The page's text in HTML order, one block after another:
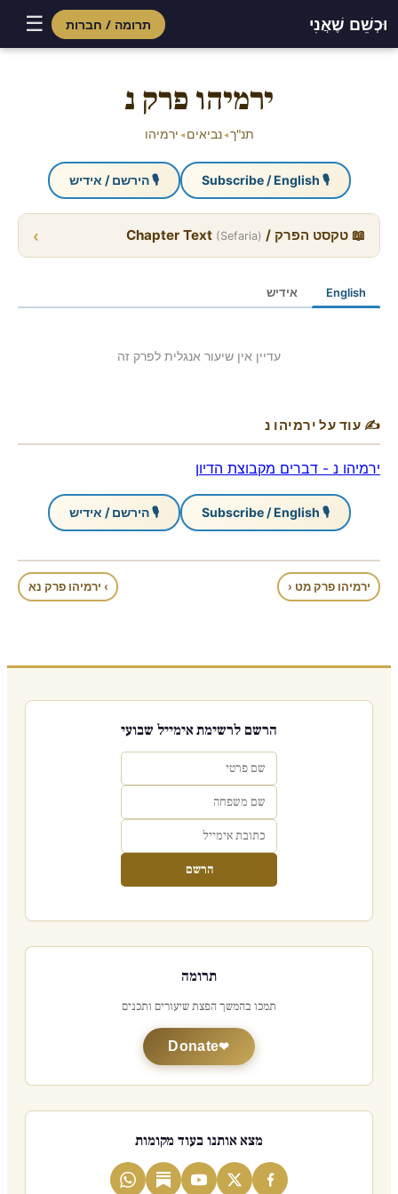
וּכְשֵׁם שֶׁאֲנִי תרומה / חברות ☰
ירמיהו פרק נ
תנ"ך ◂ נביאים ◂ ירמיהו
🎙 Subscribe / English 🎙 הירשם / אידיש
📖 טקסט הפרק / Chapter Text (Sefaria)
›
English אידיש
עדיין אין שיעור אנגלית לפרק זה
✍ עוד על ירמיהו נ
ירמיהו נ - דברים מקבוצת הדיון
🎙 Subscribe / English 🎙 הירשם / אידיש
ירמיהו פרק מט ‹ › ירמיהו פרק נא
הרשם לרשימת אימייל שבועי
הרשם
תרומה
תמכו בהמשך הפצת שיעורים ותכנים
Donate
מצא אותנו בעוד מקומות